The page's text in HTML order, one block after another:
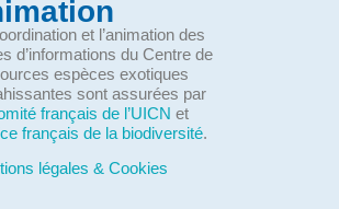
et l’animation des
d’informations du Centre de
espèces exotiques
sont assurées par
français de l’UICN et
français de la biodiversité.
légales & Cookies